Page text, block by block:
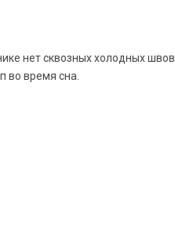
нет сквозных холодных швов.
во время сна.